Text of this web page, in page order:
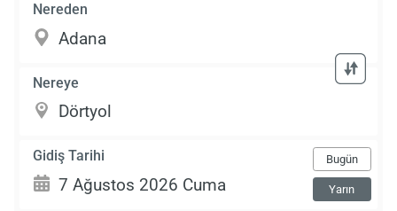
Nereden
Nereye
Gidiş Tarihi Bugün
Yarın